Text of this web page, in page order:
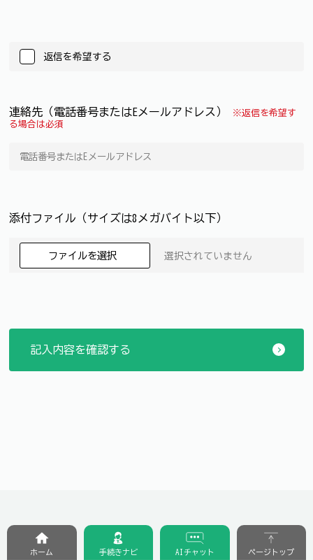
返信を希望する
連絡先（電話番号またはEメールアドレス）
※返信を希望す
る場合は必須
添付ファイル（サイズは8メガバイト以下）
ファイルを選択 選択されていません
ホーム 手続きナビ AIチャット ページトップ